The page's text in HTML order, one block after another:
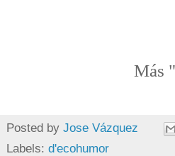
Más
Posted by Jose Vázquez
Labels: d'ecohumor